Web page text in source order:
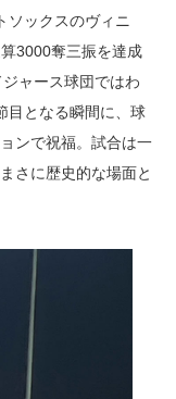
ソックスのヴィニ
3000奪三振を達成
ャース球団ではわ
目となる瞬間に、球
ンで祝福。試合は一
さに歴史的な場面と